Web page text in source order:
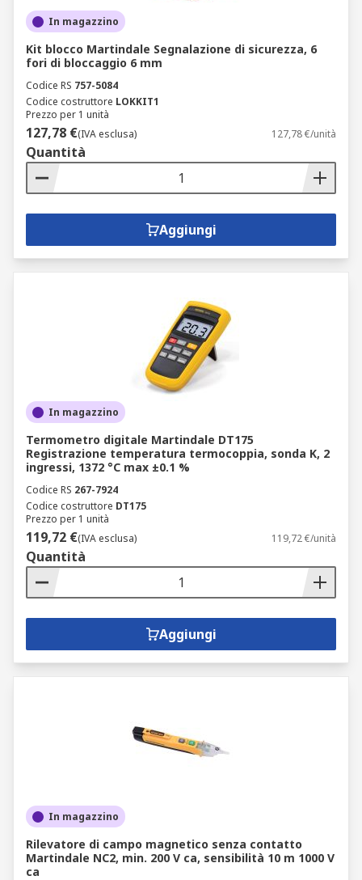
In magazzino
Kit blocco Martindale Segnalazione di sicurezza, 6
fori di bloccaggio 6 mm
Codice RS 757-5084
Codice costruttore LOKKIT1
Prezzo per 1 unità
127,78 €(IVA esclusa) 127,78 €/unità
Quantità
Aggiungi
In magazzino
Termometro digitale Martindale DT175
Registrazione temperatura termocoppia, sonda K, 2
ingressi, 1372 °C max ±0.1 %
Codice RS 267-7924
Codice costruttore DT175
Prezzo per 1 unità
119,72 €(IVA esclusa) 119,72 €/unità
Quantità
Aggiungi
In magazzino
Rilevatore di campo magnetico senza contatto
Martindale NC2, min. 200 V ca, sensibilità 10 m 1000 V
ca